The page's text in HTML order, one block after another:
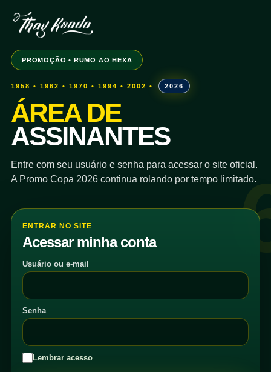
PROMOÇÃO • RUMO AO HEXA
1958 • 1962 • 1970 • 1994 • 2002 • 2026
ÁREA DE
ASSINANTES
Entre com seu usuário e senha para acessar o site oficial.
A Promo Copa 2026 continua rolando por tempo limitado.
ENTRAR NO SITE
Acessar minha conta
Usuário ou e-mail
Senha
Lembrar acesso